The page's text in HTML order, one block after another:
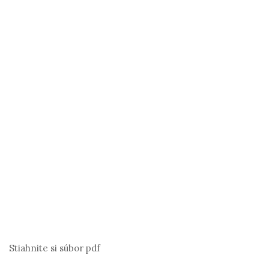
Stiahnite si súbor pdf